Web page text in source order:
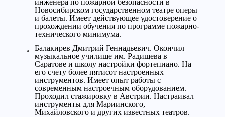
инженера по пожарной безопасности в
Новосибирском государственном театре оперы
и балеты. Имеет действующее удостоверение о
прохождении обучения по программе пожарно-
технического минимума.
Балакирев Дмитрий Геннадьевич. Окончил
музыкальное училище им. Радищева в
Саратове и школу настройки фортепиано. На
его счету более пятисот настроенных
инструментов. Имеет опыт работы с
современным настроечным оборудованием.
Проходил стажировку в Австрии. Настраивал
инструменты для Мариинского,
Михайловского и других известных театров.